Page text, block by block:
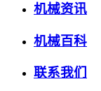
机械资讯
机械百科
联系我们